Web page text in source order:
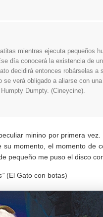
mientras ejecuta pequeños
día conocerá la existencia de
decidirá entonces robárselas a
verá obligado a aliarse con
Dumpty. (Cineycine).
minino por primera
momento, el momento de
pequeño me puso el disco
(El Gato con botas)